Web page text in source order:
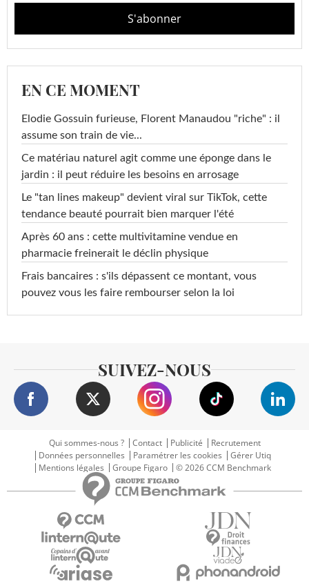
EN CE MOMENT
Elodie Gossuin furieuse, Florent Manaudou "riche" : il
assume son train de vie...
Ce matériau naturel agit comme une éponge dans le
jardin : il peut réduire les besoins en arrosage
Le "tan lines makeup" devient viral sur TikTok, cette
tendance beauté pourrait bien marquer l'été
Après 60 ans : cette multivitamine vendue en
pharmacie freinerait le déclin physique
Frais bancaires : s'ils dépassent ce montant, vous
pouvez vous les faire rembourser selon la loi
SUIVEZ-NOUS
Qui sommes-nous ? Contact Publicité
Recrutement
Données personnelles
Paramétrer les cookies
Gérer Utiq
Mentions légales
Groupe Figaro © 2026 CCM Benchmark